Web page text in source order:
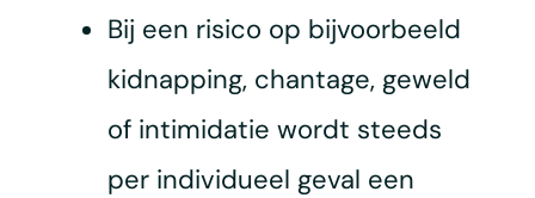
Bij een risico op bijvoorbeeld
kidnapping, chantage, geweld
of intimidatie wordt steeds
per individueel geval een